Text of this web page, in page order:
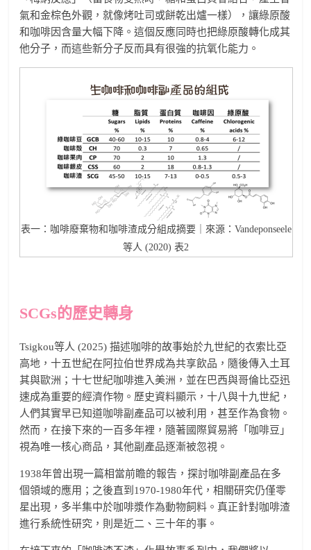
氣和金棕色外觀，就像烤吐司或餅乾出爐一樣），讓綠原酸
和咖啡因含量大幅下降。這個反應同時也把綠原酸轉化成其
他分子，而這些新分子反而具有很強的抗氧化能力。
表一：咖啡廢棄物和咖啡渣成分組成摘要｜來源：Vandeponseele
等人 (2020) 表2
SCGs的歷史轉身
Tsigkou等人 (2025) 描述咖啡的故事始於九世紀的衣索比亞
高地，十五世紀在阿拉伯世界成為共享飲品，隨後傳入土耳
其與歐洲；十七世紀咖啡進入美洲，並在巴西與哥倫比亞迅
速成為重要的經濟作物。歷史資料顯示，十八與十九世紀，
人們其實早已知道咖啡副產品可以被利用，甚至作為食物。
然而，在接下來的一百多年裡，隨著國際貿易將「咖啡豆」
視為唯一核心商品，其他副產品逐漸被忽視。
1938年曾出現一篇相當前瞻的報告，探討咖啡副產品在多
個領域的應用；之後直到1970-1980年代，相關研究仍僅零
星出現，多半集中於咖啡漿作為動物飼料。真正針對咖啡渣
進行系統性研究，則是近二、三十年的事。